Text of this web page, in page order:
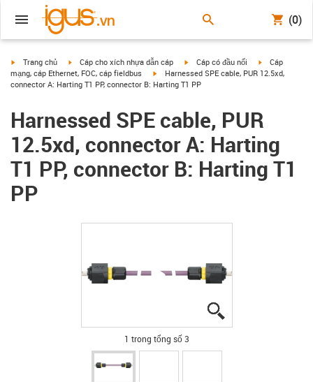
(0)
igus-icon-arrow-right
Trang chủ igus-icon-arrow-right
Cáp cho xích nhựa dẫn cáp igus-icon-arrow-right
Cáp có đầu nối igus-icon-
Cáp
mạng, cáp Ethernet, FOC, cáp fieldbus
igus-icon-arrow-right
Harnessed SPE cable, PUR 12.5xd,
connector A: Harting T1 PP, connector B: Harting T1 PP
Harnessed SPE cable, PUR
12.5xd, connector A: Harting
T1 PP, connector B: Harting T1
PP
1 trong tổng số 3